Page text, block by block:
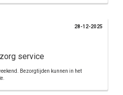
service
Bezorgtijden kunnen in het
28-12-2025